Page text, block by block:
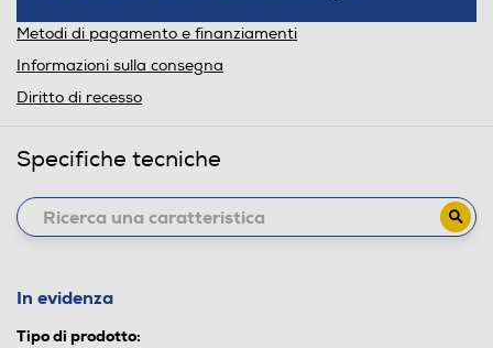
Metodi di pagamento e finanziamenti
Informazioni sulla consegna
Diritto di recesso
Specifiche tecniche
In evidenza
Tipo di prodotto: